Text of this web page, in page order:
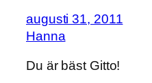
augusti 31, 2011
Hanna
Du är bäst Gitto!